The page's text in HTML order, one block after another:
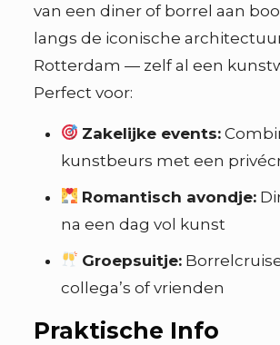
van een diner of borrel aan
langs de iconische
Rotterdam — zelf al een
Perfect voor:
Zakelijke events:
kunstbeurs met een
Romantisch avondje:
na een dag vol kunst
Groepsuitje:
collega’s of vrienden
Praktische Info